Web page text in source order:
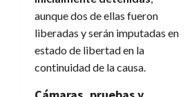
aunque dos de ellas fueron
liberadas y serán imputadas en
estado de libertad en la
continuidad de la causa.